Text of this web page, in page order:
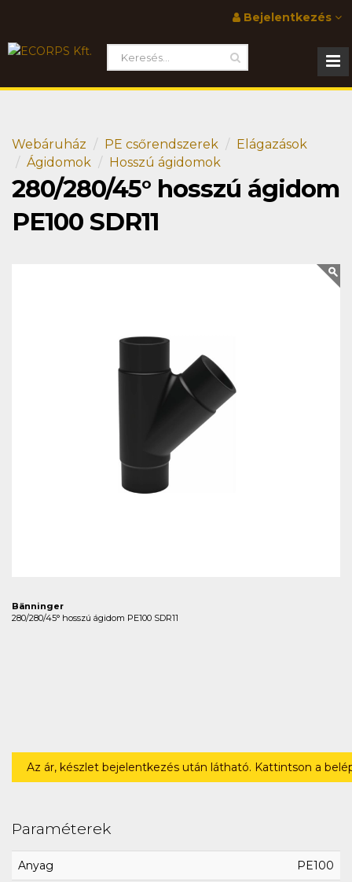
Bejelentkezés
Webáruház PE csőrendszerek
Elágazások
Ágidomok
Hosszú ágidomok
280/280/45° hosszú ágidom
PE100 SDR11
Bänninger
280/280/45° hosszú ágidom PE100 SDR11
Az ár, készlet bejelentkezés után látható. Kattintson a
Paraméterek
Anyag PE100